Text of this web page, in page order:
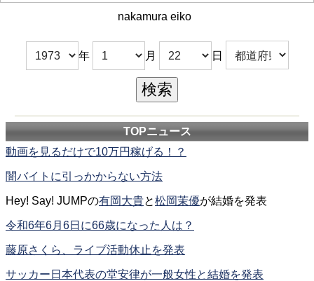
nakamura eiko
年 月 日
TOPニュース
動画を見るだけで10万円稼げる！？
闇バイトに引っかからない方法
Hey! Say! JUMPの有岡大貴と松岡茉優が結婚を発表
令和6年6月6日に66歳になった人は？
藤原さくら、ライブ活動休止を発表
サッカー日本代表の堂安律が一般女性と結婚を発表